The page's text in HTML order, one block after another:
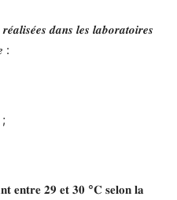
𝒅𝒂𝒏𝒔 𝒍𝒆𝒔 𝒍𝒂𝒃𝒐𝒓𝒂𝒕𝒐𝒊𝒓𝒆𝒔
:
𝐞𝐧𝐭𝐫𝐞 𝟐𝟗 𝐞𝐭 𝟑𝟎 °𝐂 𝐬𝐞𝐥𝐨𝐧 𝐥𝐚